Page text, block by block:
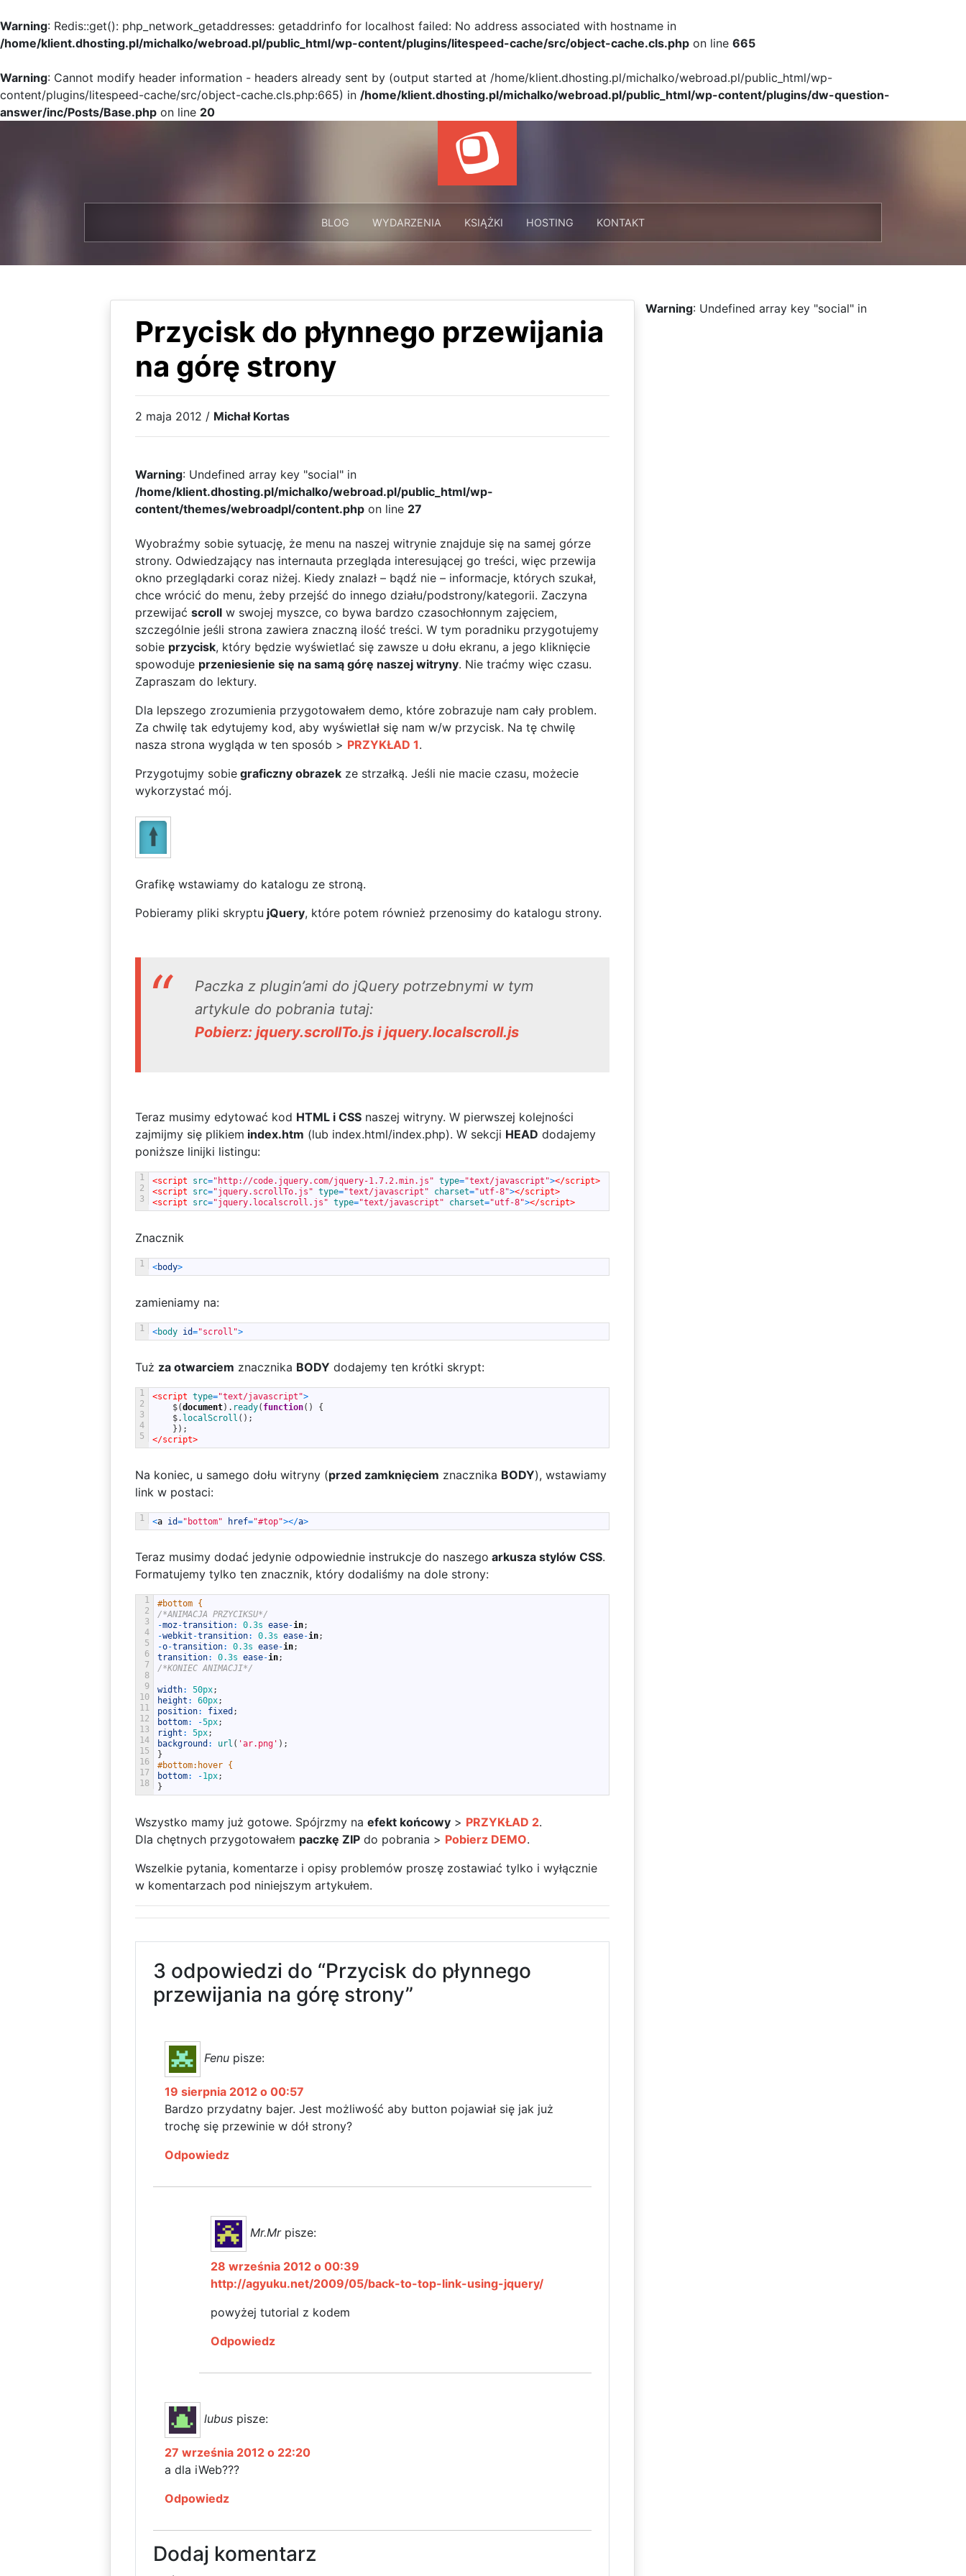
Warning: Redis::get(): php_network_getaddresses: getaddrinfo for localhost failed: No address associated with hostname in
/home/klient.dhosting.pl/michalko/webroad.pl/public_html/wp-content/plugins/litespeed-cache/src/object-cache.cls.php on line 665
Warning: Cannot modify header information - headers already sent by (output started at /home/klient.dhosting.pl/michalko/webroad.pl/public_html/wp-
content/plugins/litespeed-cache/src/object-cache.cls.php:665) in /home/klient.dhosting.pl/michalko/webroad.pl/public_html/wp-content/plugins/dw-question-
answer/inc/Posts/Base.php on line 20
BLOG WYDARZENIA KSIĄŻKI HOSTING KONTAKT
Przycisk do płynnego przewijania
na górę strony
2 maja 2012 / Michał Kortas
Warning: Undefined array key "social" in
/home/klient.dhosting.pl/michalko/webroad.pl/public_html/wp-
content/themes/webroadpl/content.phpon line 27
Wyobraźmy sobie sytuację, że menu na naszej witrynie znajduje się na samej górze
strony. Odwiedzający nas internauta przegląda interesującej go treści, więc przewija
okno przeglądarki coraz niżej. Kiedy znalazł – bądź nie – informacje, których szukał,
chce wrócić do menu, żeby przejść do innego działu/podstrony/kategorii. Zaczyna
przewijać scrollw swojej myszce, co bywa bardzo czasochłonnym zajęciem,
szczególnie jeśli strona zawiera znaczną ilość treści. W tym poradniku przygotujemy
sobie przycisk, który będzie wyświetlać się zawsze u dołu ekranu, a jego kliknięcie
spowoduje przeniesienie się na samą górę naszej witryny. Nie traćmy więc czasu.
Zapraszam do lektury.
Dla lepszego zrozumienia przygotowałem demo, które zobrazuje nam cały problem.
Za chwilę tak edytujemy kod, aby wyświetlał się nam w/w przycisk. Na tę chwilę
nasza strona wygląda w ten sposób > PRZYKŁAD 1.
Przygotujmy sobiegraficzny obrazekze strzałką. Jeśli nie macie czasu, możecie
wykorzystać mój.
Grafikę wstawiamy do katalogu ze stroną.
Pobieramy pliki skryptu jQuery, które potem również przenosimy do katalogu strony.
Paczka z plugin’ami do jQuery potrzebnymi w tym
artykule do pobrania tutaj:
Pobierz: jquery.scrollTo.js i jquery.localscroll.js
Teraz musimy edytować kod HTML i CSSnaszej witryny. W pierwszej kolejności
zajmijmy się plikiem index.htm (lub index.html/index.php). W sekcji HEAD dodajemy
poniższe linijki listingu:
1
2
3
<script src="http://code.jquery.com/jquery-1.7.2.min.js" type="text/javascript"></script>
<script src="jquery.scrollTo.js" type="text/javascript" charset="utf-8"></script>
<script src="jquery.localscroll.js" type="text/javascript" charset="utf-8"></script>
Znacznik
1 <body>
zamieniamy na:
1 <body id="scroll">
Tuż za otwarciem znacznika BODY dodajemy ten krótki skrypt:
1
2
3
4
5
<script type="text/javascript">
$(document) . ready( function( )
{
$. localScroll ( ) ;
} ) ;
</script>
Na koniec, u samego dołu witryny (przed zamknięciem znacznika BODY), wstawiamy
link w postaci:
1 <a id="bottom" href="#top"></a>
Teraz musimy dodać jedynie odpowiednie instrukcje do naszego arkusza stylów CSS.
Formatujemy tylko ten znacznik, który dodaliśmy na dole strony:
1
2
3
4
5
6
7
8
9
10
11
12
13
14
15
16
17
18
#bottom {
/*ANIMACJA PRZYCIKSU*/
-moz-transition: 0.3s ease-in;
-webkit -transition: 0.3s ease-in;
-o-transition: 0.3s ease-in;
transition: 0.3s ease-in;
/*KONIEC ANIMACJI*/
width: 50px;
height : 60px;
position: fixed ;
bottom: -5px;
right : 5px;
background : url ( 'ar.png' ) ;
}
#bottom:hover {
bottom: -1px;
}
Wszystko mamy już gotowe. Spójrzmy na efekt końcowy> PRZYKŁAD 2.
Dla chętnych przygotowałem paczkę ZIPdo pobrania > Pobierz DEMO.
Wszelkie pytania, komentarze i opisy problemów proszę zostawiać tylko i wyłącznie
w komentarzach pod niniejszym artykułem.
3 odpowiedzi do “Przycisk do płynnego
przewijania na górę strony”
Fenu pisze:
19 sierpnia 2012 o 00:57
Bardzo przydatny bajer. Jest możliwość aby button pojawiał się jak już
trochę się przewinie w dół strony?
Odpowiedz
Mr.Mr pisze:
28 września 2012 o 00:39
http://agyuku.net/2009/05/back-to-top-link-using-jquery/
powyżej tutorial z kodem
Odpowiedz
lubus pisze:
27 września 2012 o 22:20
a dla iWeb???
Odpowiedz
Dodaj komentarz
Warning: Undefined array key "social" in